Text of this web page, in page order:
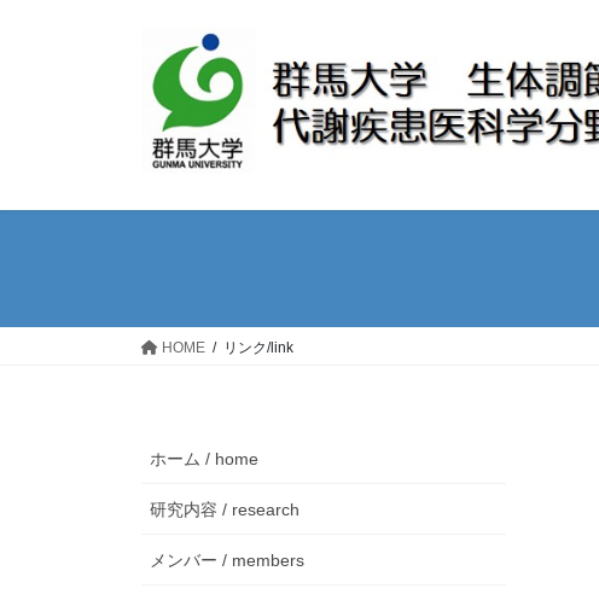
HOME リンク/link
ホーム / home
研究内容 / research
メンバー / members